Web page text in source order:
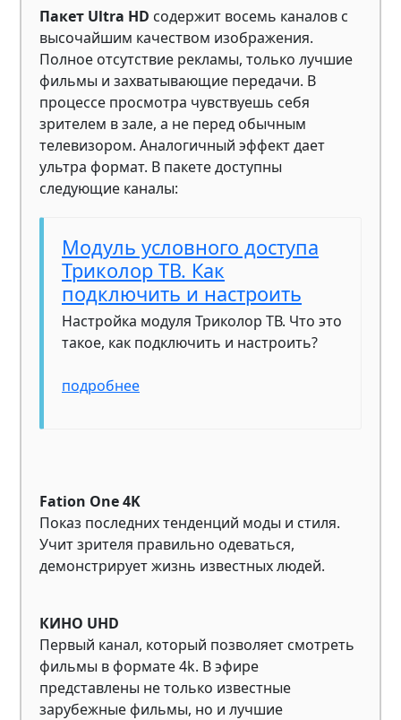
Пакет Ultra HD содержит восемь каналов с
высочайшим качеством изображения.
Полное отсутствие рекламы, только лучшие
фильмы и захватывающие передачи. В
процессе просмотра чувствуешь себя
зрителем в зале, а не перед обычным
телевизором. Аналогичный эффект дает
ультра формат. В пакете доступны
следующие каналы:
Модуль условного доступа
Триколор ТВ. Как
подключить и настроить
Настройка модуля Триколор ТВ. Что это
такое, как подключить и настроить?
подробнее
Fation One 4K
Показ последних тенденций моды и стиля.
Учит зрителя правильно одеваться,
демонстрирует жизнь известных людей.
КИНО UHD
Первый канал, который позволяет смотреть
фильмы в формате 4k. В эфире
представлены не только известные
зарубежные фильмы, но и лучшие